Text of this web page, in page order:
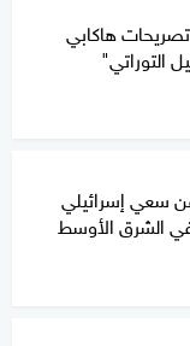
هاكابي
التوراتي"
سعي إسرائيلي
الشرق الأوسط